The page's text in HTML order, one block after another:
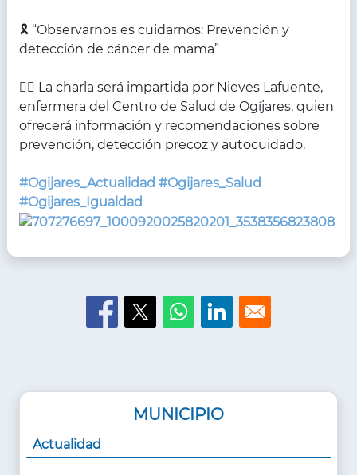
MUNICIPIO
Actualidad
🎗️ “Observarnos es cuidarnos: Prevención y
detección de cáncer de mama”
👩‍⚕️ La charla será impartida por Nieves Lafuente,
enfermera del Centro de Salud de Ogíjares, quien
ofrecerá información y recomendaciones sobre
prevención, detección precoz y autocuidado.
#Ogijares_Actualidad #Ogijares_Salud
#Ogijares_Igualdad